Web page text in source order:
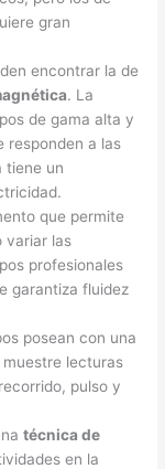
gran
encontrar la de
. La
de gama alta y
responden a las
tiene un
que permite
variar las
profesionales
garantiza fluidez
posean con una
muestre lecturas
pulso y
técnica de
en la